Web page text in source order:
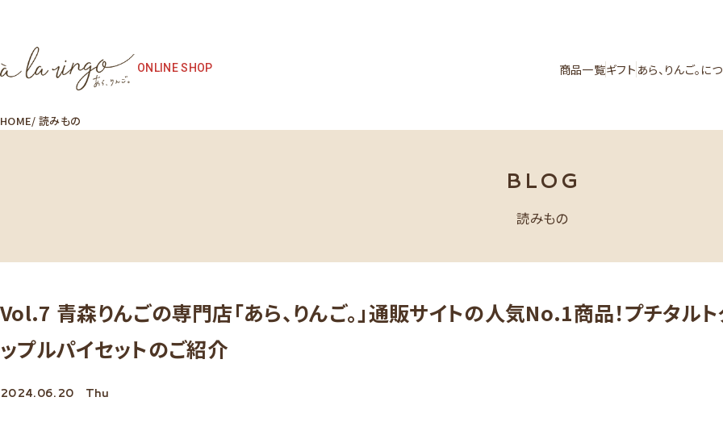
ONLINE SHOP 商品一覧ギフト あら、りんご。に
HOME 読みもの
BLOG
読みもの
Vol.7 青森りんごの専門店「あら、りんご。」通販サイトの人気No.1商品！プチタル
ップルパイセットのご紹介
2024.06.20 Thu